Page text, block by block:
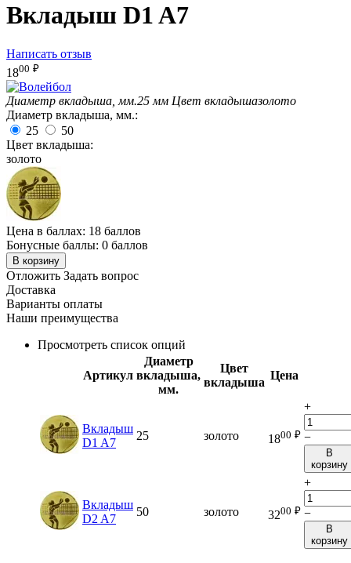
Вкладыш D1 A7
Написать отзыв
1800 ₽
Диаметр вкладыша, мм.25 мм Цвет вкладышазолото
Диаметр вкладыша, мм.:
25
50
Цвет вкладыша:
золото
Цена в баллах: 18 баллов
Бонусные баллы: 0 баллов
В корзину
Отложить Задать вопрос
Доставка
Варианты оплаты
Наши преимущества
Просмотреть список опций
Артикул
Диаметр
вкладыша,
мм.
Цвет
вкладыша
Цена
Вкладыш
D1 A7
25 золото 1800 ₽
+
−
В
корзину
Вкладыш
D2 A7
50 золото 3200 ₽
+
−
В
корзину